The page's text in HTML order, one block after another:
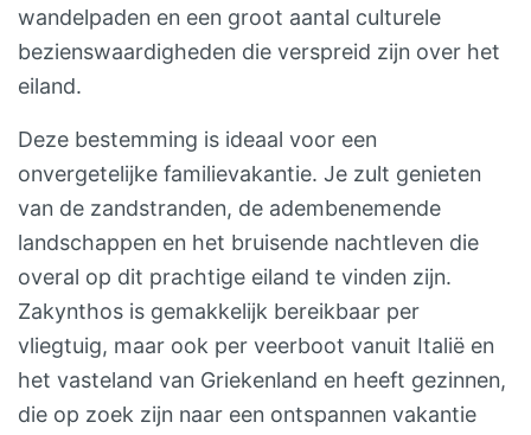
wandelpaden en een groot aantal culturele
bezienswaardigheden die verspreid zijn over het
eiland.
Deze bestemming is ideaal voor een
onvergetelijke familievakantie. Je zult genieten
van de zandstranden, de adembenemende
landschappen en het bruisende nachtleven die
overal op dit prachtige eiland te vinden zijn.
Zakynthos is gemakkelijk bereikbaar per
vliegtuig, maar ook per veerboot vanuit Italië en
het vasteland van Griekenland en heeft gezinnen,
die op zoek zijn naar een ontspannen vakantie